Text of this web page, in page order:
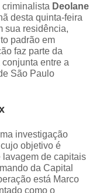
Deolane
desta quinta-feira
sua residência,
padrão em
faz parte da
conjunta entre a
São Paulo
investigação
objetivo é
de capitais
da Capital
está Marco
como o